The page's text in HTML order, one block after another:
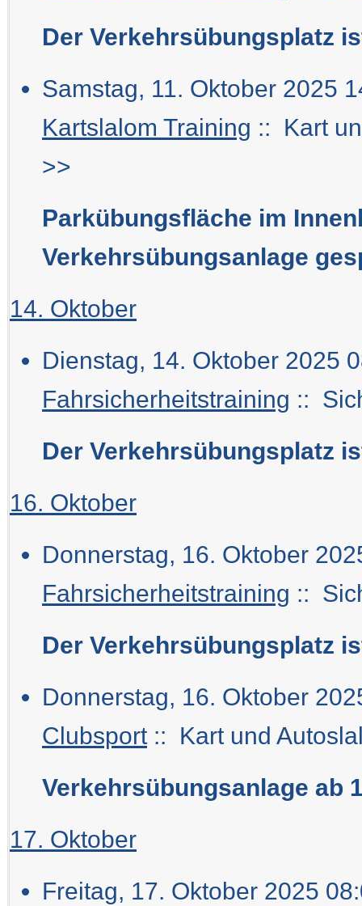
Der Verkehrsübungsplatz
Samstag, 11. Oktober 2025
Kartslalom Training :: Kart
>>
Parkübungsfläche im
Verkehrsübungsanlage
14. Oktober
Dienstag, 14. Oktober 2025
Fahrsicherheitstraining ::
Der Verkehrsübungsplatz
16. Oktober
Donnerstag, 16. Oktober
Fahrsicherheitstraining ::
Der Verkehrsübungsplatz
Donnerstag, 16. Oktober
Clubsport:: Kart und
Verkehrsübungsanlage ab
17. Oktober
Freitag, 17. Oktober 2025